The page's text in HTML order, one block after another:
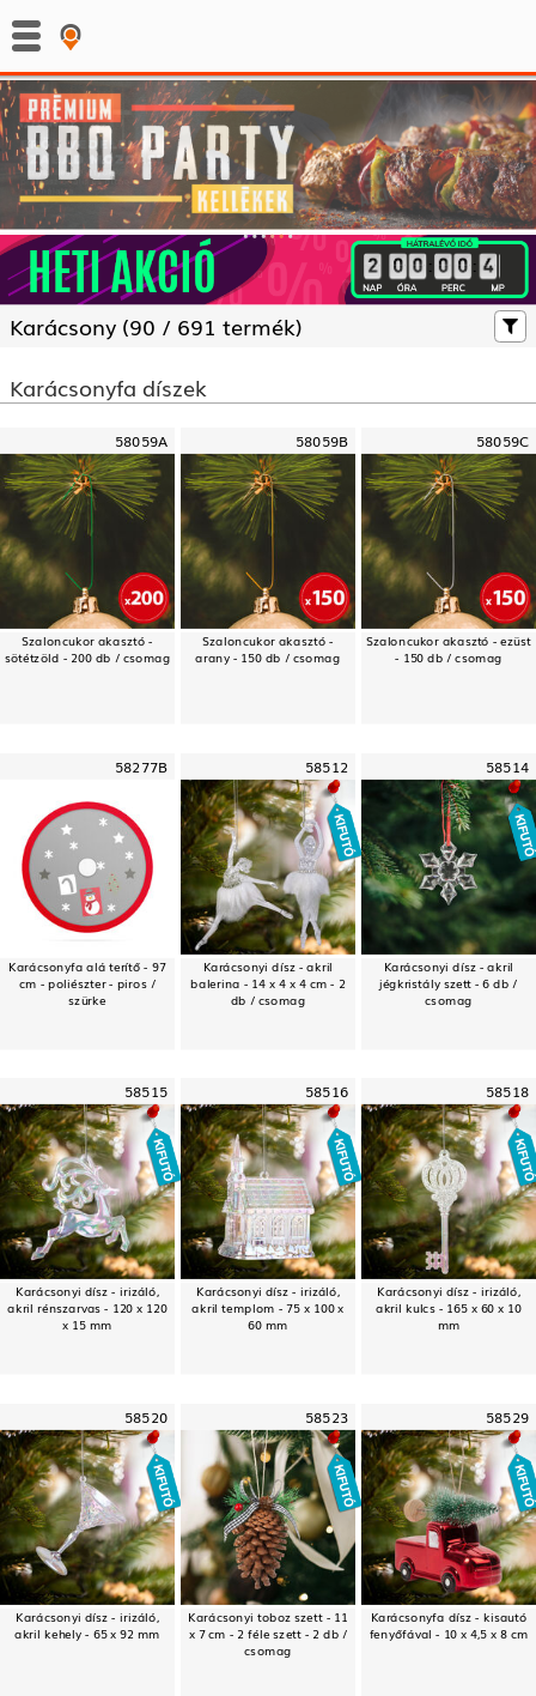
: :
Karácsony (90 / 691 termék)
Karácsonyfa díszek
58059A
Szaloncukor akasztó -
sötétzöld - 200 db / csomag
58059B
Szaloncukor akasztó -
arany - 150 db / csomag
58059C
Szaloncukor akasztó - ezüst
- 150 db / csomag
58277B
Karácsonyfa alá terítő - 97
cm - poliészter - piros /
szürke
58512
Karácsonyi dísz - akril
balerina - 14 x 4 x 4 cm - 2
db / csomag
58514
Karácsonyi dísz - akril
jégkristály szett - 6 db /
csomag
58515
Karácsonyi dísz - irizáló,
akril rénszarvas - 120 x 120
x 15 mm
58516
Karácsonyi dísz - irizáló,
akril templom - 75 x 100 x
60 mm
58518
Karácsonyi dísz - irizáló,
akril kulcs - 165 x 60 x 10
mm
58520
Karácsonyi dísz - irizáló,
akril kehely - 65 x 92 mm
58523
Karácsonyi toboz szett - 11
x 7 cm - 2 féle szett - 2 db /
csomag
58529
Karácsonyfa dísz - kisautó
fenyőfával - 10 x 4,5 x 8 cm